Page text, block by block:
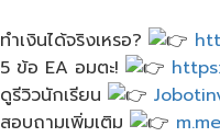
ทำเงินได้จริงเหรอ?
5 ข้อ​ EA อมตะ!
ดูรีวิวนักเรียน
สอบถามเพิ่มเติม